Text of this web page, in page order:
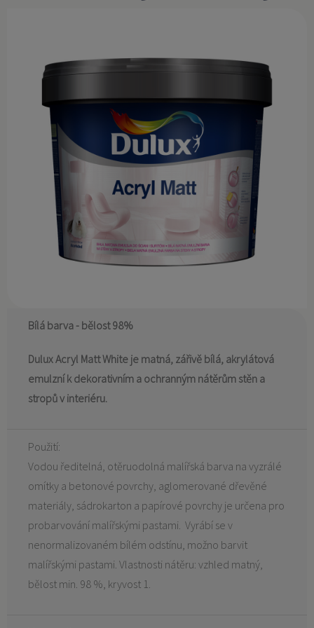
Bílá barva - bělost 98%
Dulux Acryl Matt White je matná, zářivě bílá, akrylátová
emulzní k dekorativním a ochranným nátěrům stěn a
stropů v interiéru.
Použití:
Vodou ředitelná, otěruodolná malířská barva na vyzrálé
omítky a betonové povrchy, aglomerované dřevěné
materiály, sádrokarton a papírové povrchy je určena pro
probarvování malířskými pastami. Vyrábí se v
nenormalizovaném bílém odstínu, možno barvit
malířskými pastami. Vlastnosti nátěru: vzhled matný,
bělost min. 98 %, kryvost 1.